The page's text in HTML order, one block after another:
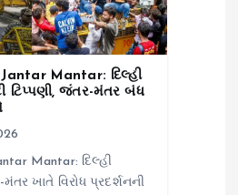
Mantar: દિલ્હી
ટિપ્પણી, જંતર-મંતર બંધ
Mantar: દિલ્હી
મંતર ખાતે વિરોધ પ્રદર્શનની